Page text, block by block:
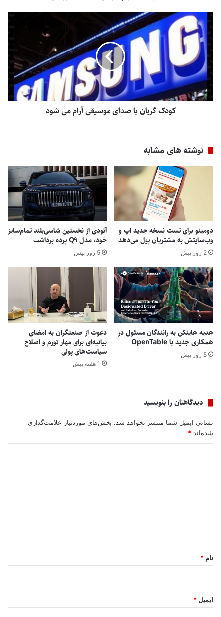
کودک گریان با صدای موسیقی آرام می شود
نوشته های مشابه
دومینو برای تست نسخه جدید اپ و
وب‌سایتش به مشتریان پول می‌دهد
2 روز پیش
آئودی از نخستین شاسی‌بلند تمام‌سایز
خود، مدل Q9 پرده برداشت
5 روز پیش
هدیه هاینکن به رانندگان مسئول در
همکاری جدید با OpenTable
5 روز پیش
دعوت از صنعتگران به امضای
بیانیه‌ای برای مهار تورم و اصلاح
سیاست‌های پولی
1 هفته پیش
دیدگاهتان را بنویسید
نشانی ایمیل شما منتشر نخواهد شد. بخش‌های موردنیاز علامت‌گذاری
شده‌اند *
نام *
ایمیل *